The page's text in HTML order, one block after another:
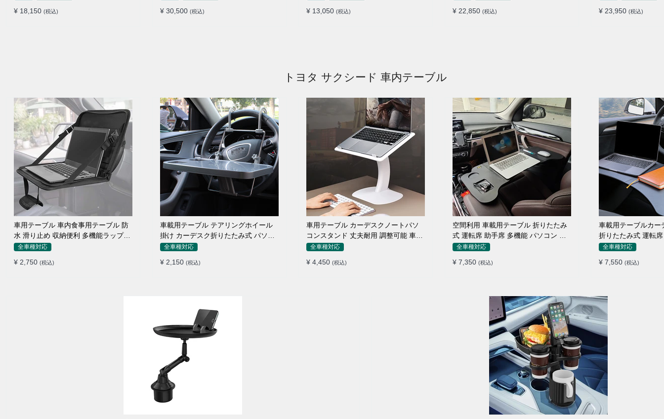
¥ 18,150 (税込) ¥ 30,500 (税込) ¥ 13,050 (税込) ¥ 22,850 (税込) ¥ 23,950 (税込)
トヨタ サクシード 車内テーブル
車用テーブル 車内食事用テーブル 防
水 滑り止め 収納便利 多機能ラップト
ップバッグ
全車種対応
¥ 2,750 (税込)
車載用テーブル テアリングホイール
掛け カーデスク折りたたみ式 パソコ
ン 食事 物置
全車種対応
¥ 2,150 (税込)
車用テーブル カーデスクノートパソ
コンスタンド 丈夫耐用 調整可能 車内
車外 多機能用
全車種対応
¥ 4,450 (税込)
空間利用 車載用テーブル 折りたたみ
式 運転席 助手席 多機能 パソコン 食
事 書き込み
全車種対応
¥ 7,350 (税込)
車載用テーブルカー
折りたたみ式 運転
り止め 安定
全車種対応
¥ 7,550 (税込)